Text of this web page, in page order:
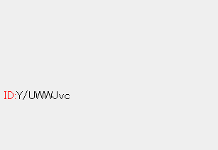
ID:Y/UWWJvc